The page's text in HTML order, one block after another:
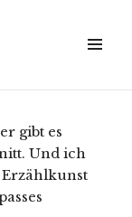
WIDGETS
gibt es
Und ich